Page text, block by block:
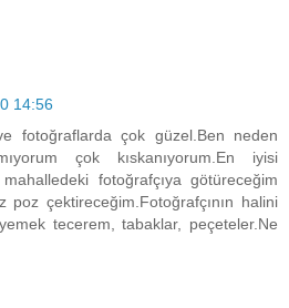
14:56
fotoğraflarda çok güzel.Ben neden
çok kıskanıyorum.En iyisi
fotoğrafçıya götüreceğim
poz çektireceğim.Fotoğrafçının halini
tecerem, tabaklar, peçeteler.Ne